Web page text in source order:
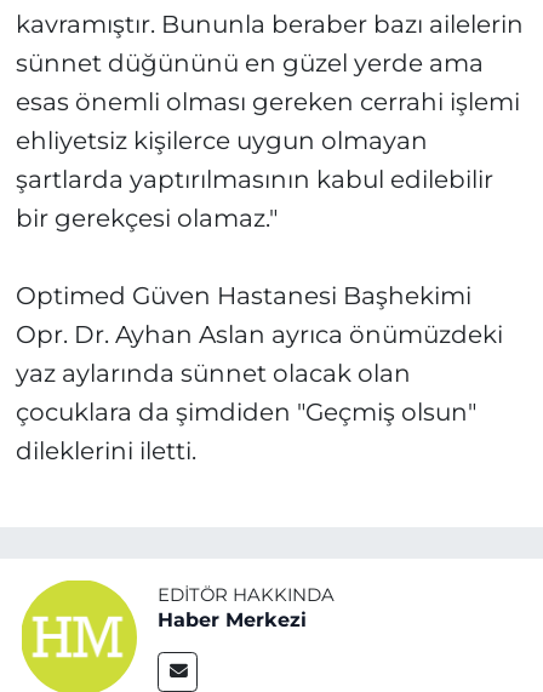
kavramıştır. Bununla beraber bazı ailelerin
sünnet düğününü en güzel yerde ama
esas önemli olması gereken cerrahi işlemi
ehliyetsiz kişilerce uygun olmayan
şartlarda yaptırılmasının kabul edilebilir
bir gerekçesi olamaz."
Optimed Güven Hastanesi Başhekimi
Opr. Dr. Ayhan Aslan ayrıca önümüzdeki
yaz aylarında sünnet olacak olan
çocuklara da şimdiden "Geçmiş olsun"
dileklerini iletti.
EDITÖR HAKKINDA
Haber Merkezi